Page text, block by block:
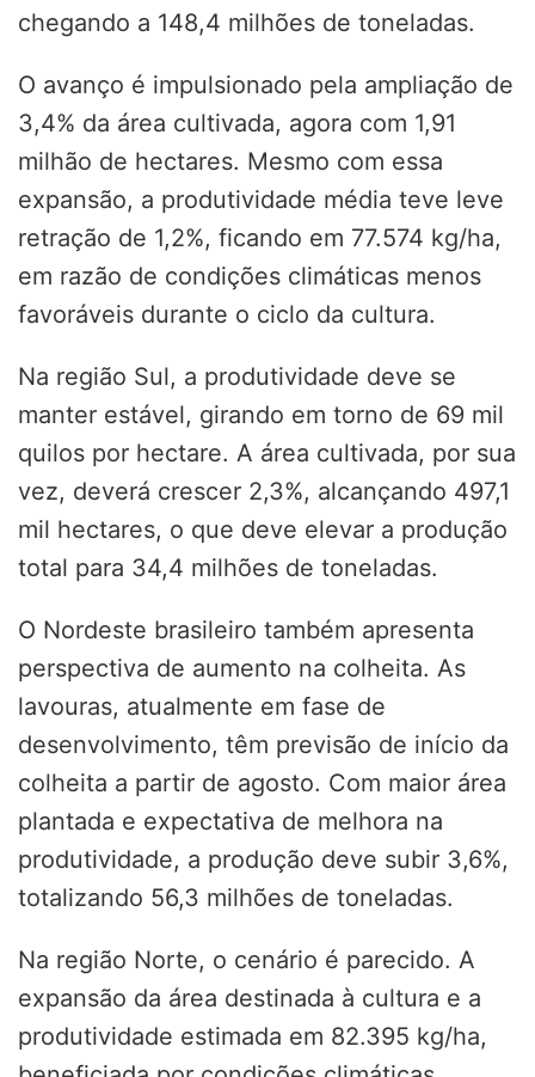
chegando a 148,4 milhões de toneladas.
O avanço é impulsionado pela ampliação de
3,4% da área cultivada, agora com 1,91
milhão de hectares. Mesmo com essa
expansão, a produtividade média teve leve
retração de 1,2%, ficando em 77.574 kg/ha,
em razão de condições climáticas menos
favoráveis durante o ciclo da cultura.
Na região Sul, a produtividade deve se
manter estável, girando em torno de 69 mil
quilos por hectare. A área cultivada, por sua
vez, deverá crescer 2,3%, alcançando 497,1
mil hectares, o que deve elevar a produção
total para 34,4 milhões de toneladas.
O Nordeste brasileiro também apresenta
perspectiva de aumento na colheita. As
lavouras, atualmente em fase de
desenvolvimento, têm previsão de início da
colheita a partir de agosto. Com maior área
plantada e expectativa de melhora na
produtividade, a produção deve subir 3,6%,
totalizando 56,3 milhões de toneladas.
Na região Norte, o cenário é parecido. A
expansão da área destinada à cultura e a
produtividade estimada em 82.395 kg/ha,